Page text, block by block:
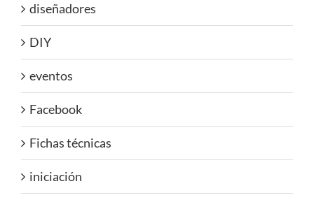
diseñadores
DIY
eventos
Facebook
Fichas técnicas
iniciación